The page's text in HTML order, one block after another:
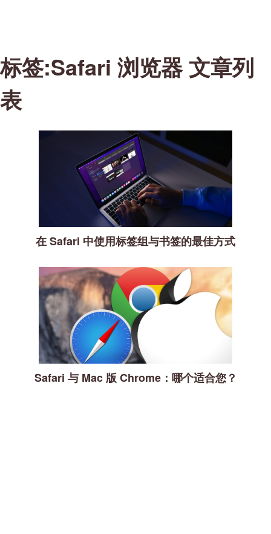
标签:Safari 浏览器 文章列
表
在 Safari 中使用标签组与书签的最佳方式
Safari 与 Mac 版 Chrome：哪个适合您？